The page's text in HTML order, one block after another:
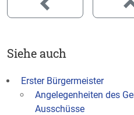
Siehe auch
Erster Bürgermeister
Angelegenheiten des
Ausschüsse